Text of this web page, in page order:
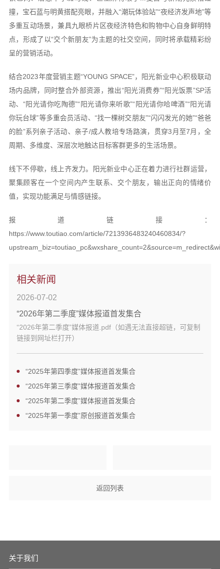
撞，宝石蓝与明黄搭配亮眼，并融入“潮玩体验站”“夜经济发声地”等
多重互动场景，兼具九眼桥片区夜经济特色和购物中心自身鲜明特
点，形成了以“交个新朋友”为主题的社交空间，同时将承载精彩纷
呈的营销活动。
结合2023年度营销主题“YOUNG SPACE”，阳光新业中心积极联动
场内品牌，同时整合外部资源，推出“阳光消费券”“阳光饭票”SP活
动、“阳光请你吃陶德”“阳光请你来听歌”“阳光请你哈啤酒”“阳光请
你玩台球”等多重会员活动、“找一棵树交朋友”“闪闪发光的她”“爸爸
的脸”系列亲子活动、亲子/成人教培专场路演，贯穿3月至7月，全
周期、多维度、深层次地触达目标客群更多的生活场景。
线下不停歇，线上齐发力。阳光新业中心正在着力进行社群运营，
聚集顾客在一个空间内产生联系、交个朋友，输出正向的情绪价
值，实现功能满足与情感链接。
报道链接：
https://www.toutiao.com/article/7213936483240460834/?
相关新闻
2026-07-02
“2026年第二季度”媒体报道首发集合
“2026年第二季度”媒体报道.pdf（如遇无法直接超链，可复制
链接到网址栏打开）
“2025年第四季度”媒体报道首发集合
“2025年第三季度”媒体报道首发集合
“2025年第二季度”媒体报道首发集合
“2025年第一季度”原创报道首发集合
返回列表
关于我们